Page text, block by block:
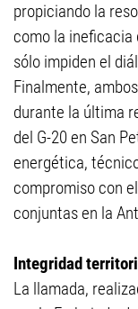
propiciando la
como la ineficacia
sólo impiden el
Finalmente,
durante la última
del G-20 en San
energética,
compromiso con
conjuntas en la
Integridad
La llamada,